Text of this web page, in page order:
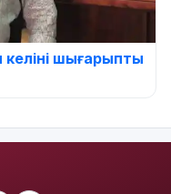
шығарыпты